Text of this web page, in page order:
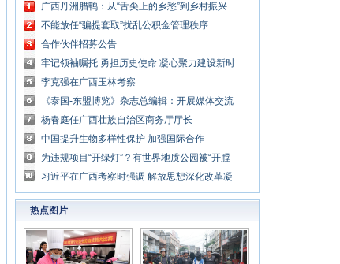
广西丹洲腊鸭：从“舌尖上的乡愁”到乡村振兴
的“利器”
不能放任“骗提套取”扰乱公积金管理秩序
合作伙伴招募公告
牢记领袖嘱托 勇担历史使命 凝心聚力建设新时
代中国特色社会主义壮美广西
李克强在广西玉林考察
《泰国-东盟博览》杂志总编辑：开展媒体交流
讲好中国与东盟合作故事
杨春庭任广西壮族自治区商务厅厅长
中国提升生物多样性保护 加强国际合作
为违规项目“开绿灯”？有世界地质公园被“开膛
破肚”
习近平在广西考察时强调 解放思想深化改革凝
心聚力担当实干 建设新时代中国特色社会主义
壮美
热点图片